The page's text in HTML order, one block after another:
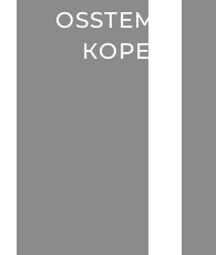
OSSTEM (Ю.
КОРЕЯ)